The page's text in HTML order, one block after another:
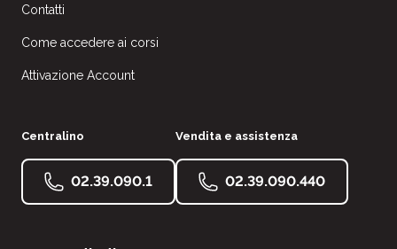
Contatti
Come accedere ai corsi
Attivazione Account
Centralino
02.39.090.1
Vendita e assistenza
02.39.090.440